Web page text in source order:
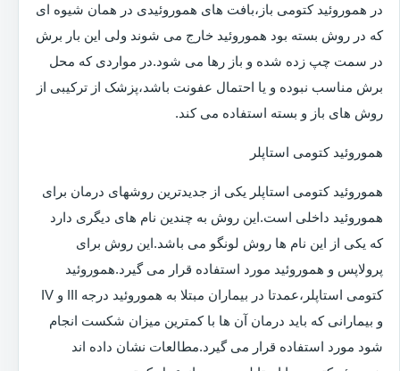
در هموروئید کتومی باز،بافت های هموروئیدی در همان شیوه ای
که در روش بسته بود هموروئید خارج می شوند ولی این بار برش
در سمت چپ زده شده و باز رها می شود.در مواردی که محل
برش مناسب نبوده و یا احتمال عفونت باشد،پزشک از ترکیبی از
روش های باز و بسته استفاده می کند.
هموروئید کتومی استاپلر
هموروئید کتومی استاپلر یکی از جدیدترین روشهای درمان برای
هموروئید داخلی است.این روش به چندین نام های دیگری دارد
که یکی از این نام ها روش لونگو می باشد.این روش برای
پرولاپس و هموروئید مورد استفاده قرار می گیرد.هموروئید
کتومی استاپلر،عمدتا در بیماران مبتلا به هموروئید درجه III و IV
و بیمارانی که باید درمان آن ها با کمترین میزان شکست انجام
شود مورد استفاده قرار می گیرد.مطالعات نشان داده اند